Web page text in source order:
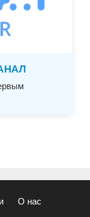
О нас